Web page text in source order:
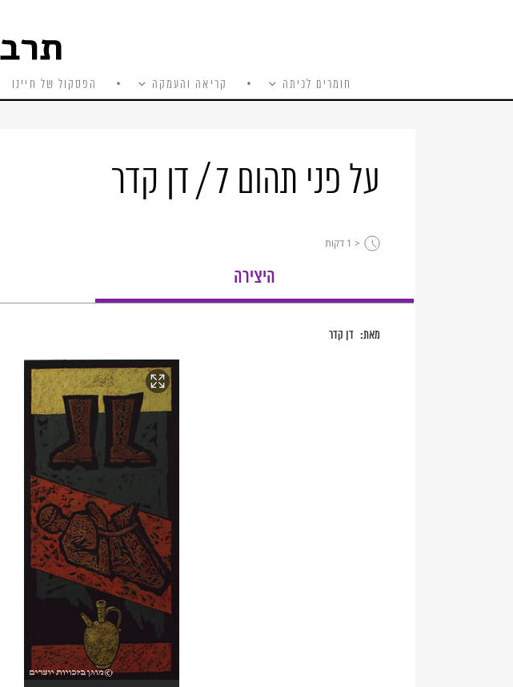
חומרים לכיתה קריאה והעמקה הפסקול של חיינו
על פני תהום 7 / דן קדר
< 1 דקות
היצירה
מאת: דן קדר